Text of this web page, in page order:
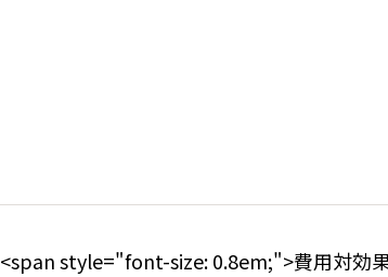
<span style="font-size: 0.8em;">費用対効